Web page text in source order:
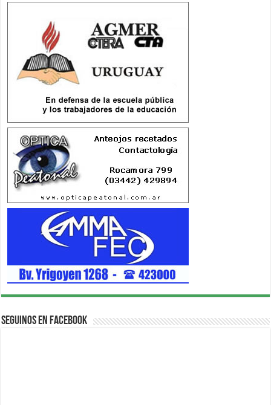
Seguinos en Facebook